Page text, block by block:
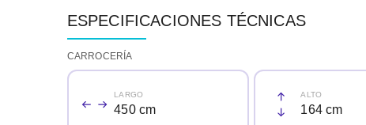
ESPECIFICACIONES TÉCNICAS
CARROCERÍA
LARGO
450 cm
ALTO
164 cm